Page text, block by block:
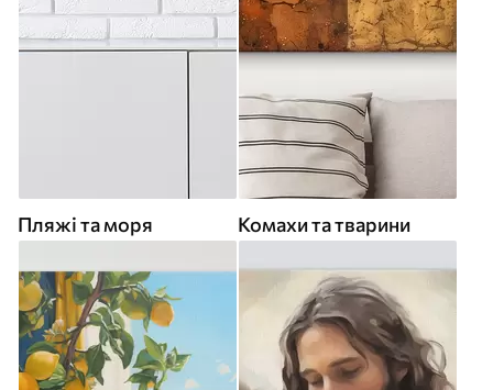
Пляжі та моря Комахи та тварини